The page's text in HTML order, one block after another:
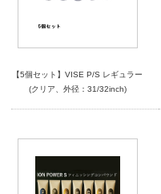
【5個セット】VISE P/S レギュラー
(クリア、外径：31/32inch)